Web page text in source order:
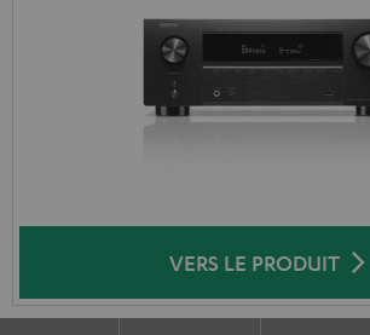
VERS LE PRODUIT